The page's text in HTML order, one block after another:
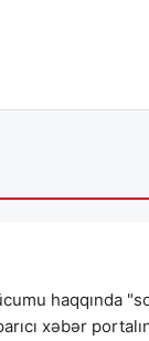
haqqında
xəbər